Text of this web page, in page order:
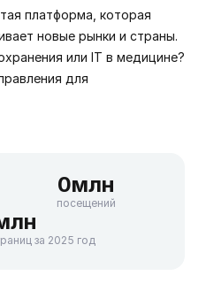
платформа, которая
новые рынки и страны.
или IT в медицине?
для
0млн
посещений
за 2025 год